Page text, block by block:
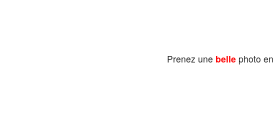
Prenez une belle photo